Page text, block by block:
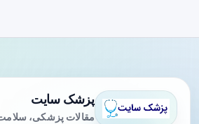
پزشک سایت
مقالات پزشکی،